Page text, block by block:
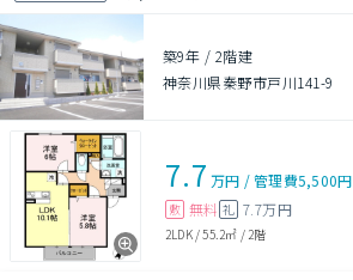
築9年 / 2階建
神奈川県秦野市戸川141-9
7.7 万円 /管理費5,500円
敷 無料 礼 7.7万円
2LDK/55.2㎡ / 2階